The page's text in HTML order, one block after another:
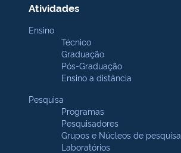
Atividades
Ensino
Técnico
Graduação
Pós-Graduação
Ensino a distância
Pesquisa
Programas
Pesquisadores
Grupos e Núcleos de pesquisa
Laboratórios